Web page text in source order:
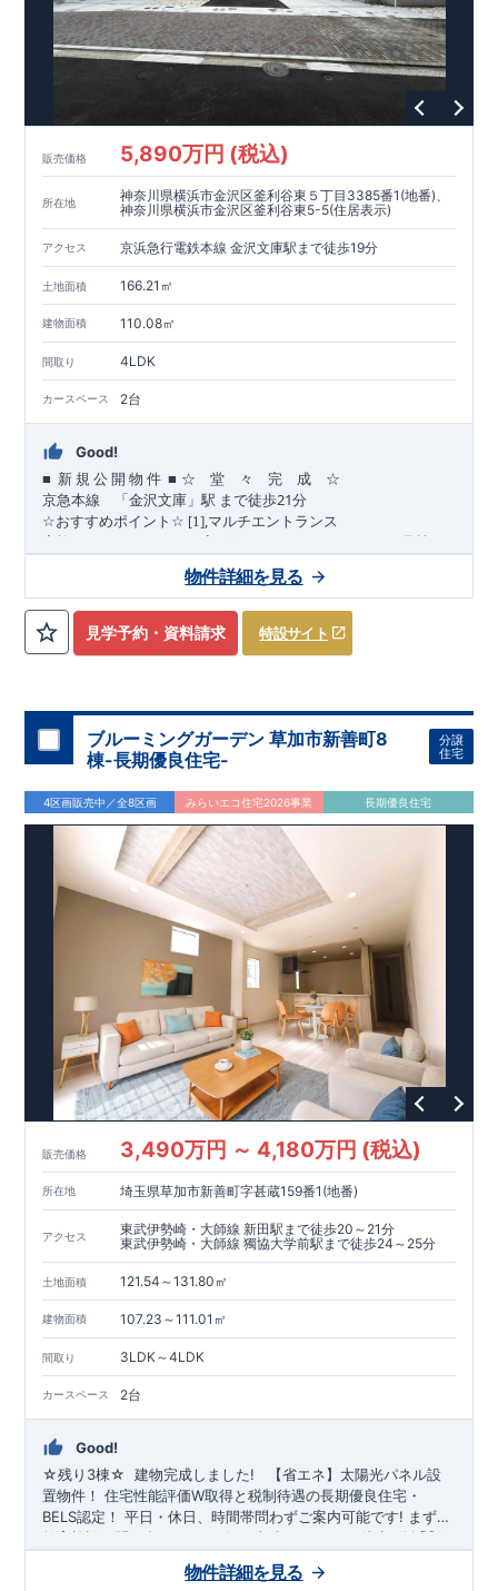
販売価格 5,890万円 (税込)
所在地
神奈川県横浜市金沢区釜利谷東５丁目3385番1(地番)、
神奈川県横浜市金沢区釜利谷東5-5(住居表示)
アクセス 京浜急行電鉄本線 金沢文庫駅まで徒歩19分
土地面積 166.21㎡
建物面積 110.08㎡
間取り 4LDK
カースペース 2台
Good!
■ 新 規 公 開 物 件 ■ ☆ 堂 々 完 成 ☆
京急本線 「金沢文庫」駅 まで徒歩21分
☆おすすめポイント ☆ [1],マルチエントランス
【全居室クローゼット完備】
お子様のお洋服の収納にも困らない
【床下収納】​【可動棚4段】​【大容量シューズクローゼット】
などの、あったらうれしい収納完備☆
[3], テラス ★
家族の団らんやガーデニング、ちょっとしたアウトドアにも活
用できます♪(4号棟)
[4],上部吹抜け
上部吹抜けによって光と風が通り、リビング全体が明るく快適
と“ 開放感”を感じられる空間。
◎
暮らしに寄り添う住環境
◎
～徒歩圏内～
教育環境
／コンビニ/ドラッグストア／
【教育施設】
カナリヤ幼稚園 約840m （徒歩11 分）​アイン金沢文庫保育
（徒歩14 分）
マミーズエンジェル金沢文庫駅前保
育園 約
1400m（徒歩18分）​ 釜利谷小学校 約822m （徒歩
釜利谷中学校 約1700m（徒歩22分）
【買い物施設】 ​ローソン横浜釜利谷東五丁目店 約190m
3分）​セブン-イレブン横浜釜利谷東 3丁目店 約 750m （徒歩
10分）​そうてつローゼン釜利谷店 約1000m （徒歩13 分）​ク
リエイト S・D金沢釜利谷店 約750m（徒歩10
【その他施設】
みやざき内科医院 約154m（徒歩2分）
金沢白百合クリニッ
（徒歩4 分）
自然公園 約400m（徒歩5分）​ 夏山東公園 約667m（徒歩
分）
■東栄住宅の家作り■​■ブルーミングガーデンのこだわり■
​↑各タイトルをクリック↑ ​​■長期優良住宅取得
【国が定めた７つの技術基準をクリア
】 １
２劣化対
策/３維持管理性 ４住宅面積/５省エネルギー性/６居住環境/７
持保全管理​ ​■住宅性能評価ダブル取得​スマートフォンで見やす
い特設サイトはこちら★​物件のご案内は、
です☆​スムーズにご案内が可能♪​お気軽にお問い合わせくださ
い♪
お問い合わせお待ちしております
※未完成の場合は、現地確認の他に近くにある同仕様の完成物
件をご案内致します。
見学予約・資料請求 特設サイト
物件詳細を見る
ブルーミングガーデン 草加市新善町8
棟-長期優良住宅-
分譲
住宅
4区画販売中／全8区画 みらいエコ住宅2026事業 長期優良住宅
販売価格 3,490万円 ～ 4,180万円 (税込)
所在地 埼玉県草加市新善町字甚蔵159番1(地番)
アクセス
東武伊勢崎・大師線 新田駅まで徒歩20～21分
東武伊勢崎・大師線 獨協大学前駅まで徒歩24～25分
土地面積 121.54～131.80㎡
建物面積 107.23～111.01㎡
間取り 3LDK～4LDK
カースペース 2台
Good!
☆残り 3棟☆ ​ ​建物完成しました!
【省エネ】太陽光パネル設
置物件！ 住宅性能評価W取得と税制待遇の長期優良住宅・
BELS認定！ 平日・休日、時間帯問わずご案内可能です! まずは
お気軽にお問い合わせください!
東武スカイツリーライン「新
◎物件のポイント 敷地は、36坪～
教育施設、スーパー、コンビニ、クリニックなど 徒歩7分 以内
（号棟による）​・勉強や仕事用に便利な空
物件詳細を見る